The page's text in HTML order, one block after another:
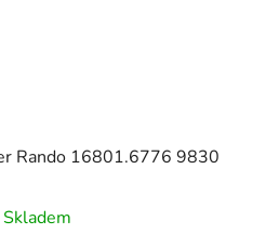
Rando 16801.6776 9830
Skladem